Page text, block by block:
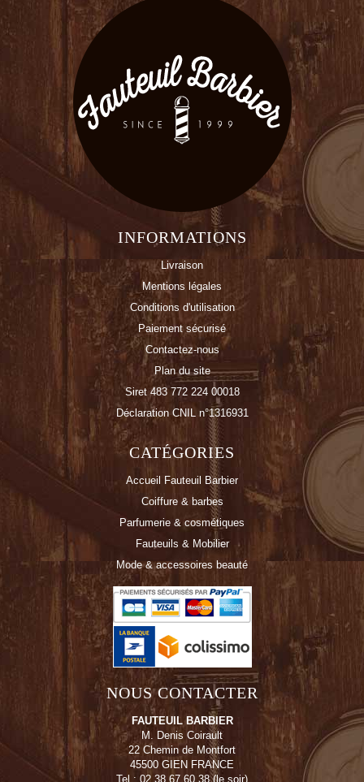
INFORMATIONS
Livraison
Mentions légales
Conditions d'utilisation
Paiement sécurisé
Contactez-nous
Plan du site
Siret 483 772 224 00018
Déclaration CNIL n°1316931
CATÉGORIES
Accueil Fauteuil Barbier
Coiffure & barbes
Parfumerie & cosmétiques
Fauteuils & Mobilier
Mode & accessoires beauté
NOUS CONTACTER
FAUTEUIL BARBIER
M. Denis Coirault
22 Chemin de Montfort
45500 GIEN FRANCE
Tel : 02 38 67 60 38 (le soir)